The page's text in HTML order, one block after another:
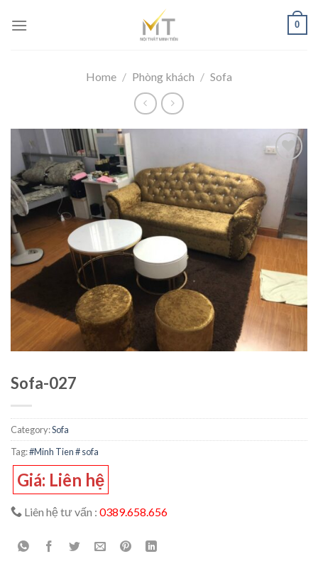
0
Home / Phòng khách / Sofa
Add to
wishlist
Sofa-027
Category:Sofa
Tag:#Minh Tien # sofa
Giá: Liên hệ
Liên hệ tư vấn : 0389.658.656